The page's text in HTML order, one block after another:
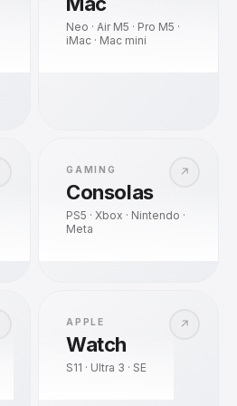
Neo · Air M5 · Pro M5 ·
iMac · Mac mini
↗
GAMING
Consolas
PS5 · Xbox · Nintendo ·
Meta
↗
APPLE
Watch
S11 · Ultra 3 · SE